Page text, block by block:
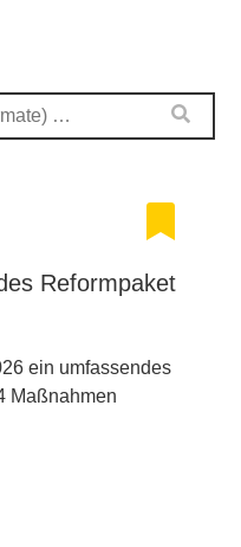
Reformpaket
ein umfassendes
Maßnahmen